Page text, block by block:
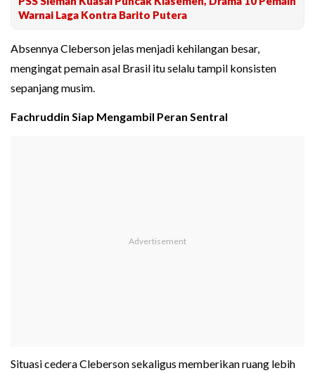
Warnai Laga Kontra Barito Putera
Absennya Cleberson jelas menjadi kehilangan besar,
mengingat pemain asal Brasil itu selalu tampil konsisten
sepanjang musim.
Fachruddin Siap Mengambil Peran Sentral
Situasi cedera Cleberson sekaligus memberikan ruang lebih